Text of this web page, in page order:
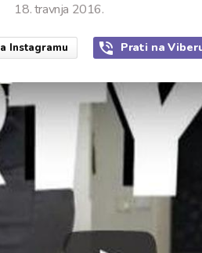
18. travnja 2016.
Instagramu Prati na